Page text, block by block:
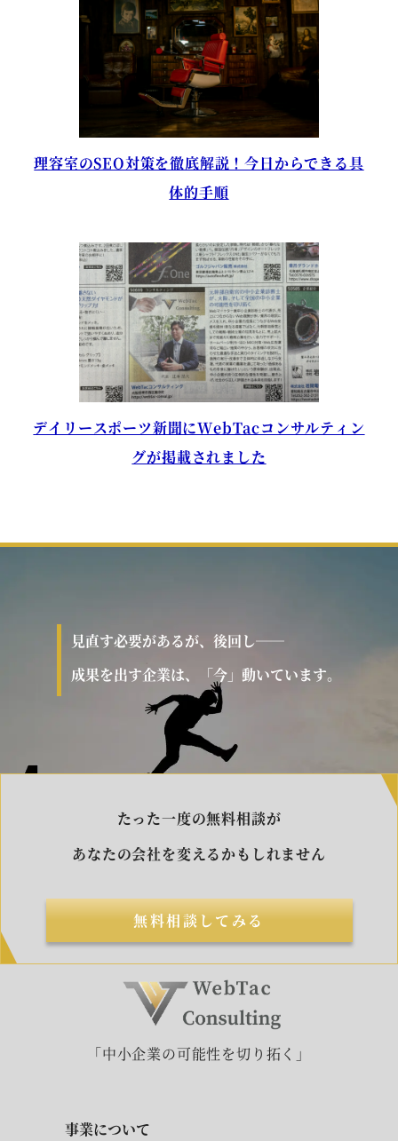
理容室のSEO対策を徹底解説！今日からできる具
体的手順
デイリースポーツ新聞にWebTacコンサルティン
グが掲載されました
見直す必要があるが、後回し――
成果を出す企業は、「今」動いています。
たった一度の無料相談が
あなたの会社を変えるかもしれません
無料相談してみる
「中小企業の可能性を切り拓く」
事業について